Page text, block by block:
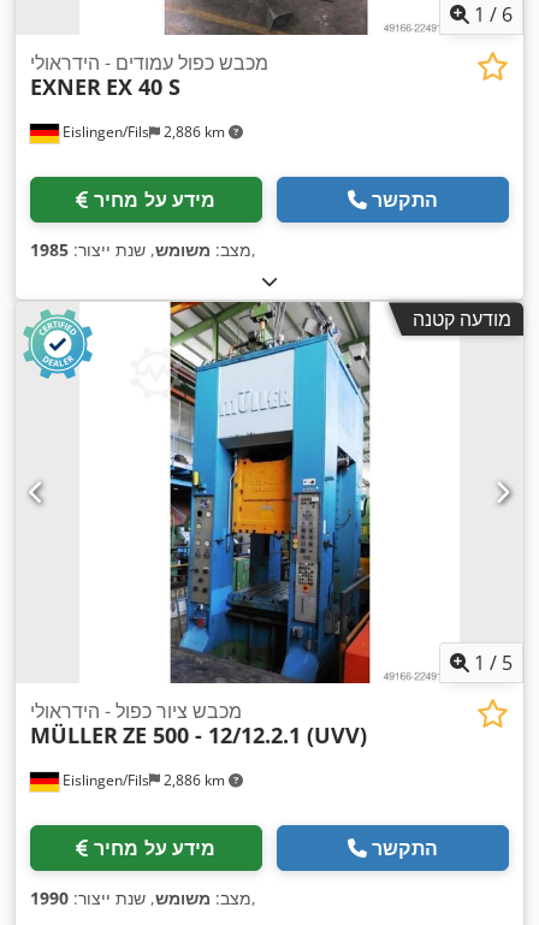
1 / 6
Eislingen/Fils 2,886 km
מכבש כפול עמודים - הידראולי
EXNER EX 40 S
מידע על מחיר התקשר
מצב: משומש, שנת ייצור: 1985 ,
מודעה קטנה
1 / 5
Eislingen/Fils 2,886 km
מכבש ציור כפול - הידראולי
MÜLLERZE 500 - 12/12.2.1 (UVV)
מידע על מחיר התקשר
מצב: משומש, שנת ייצור: 1990 ,